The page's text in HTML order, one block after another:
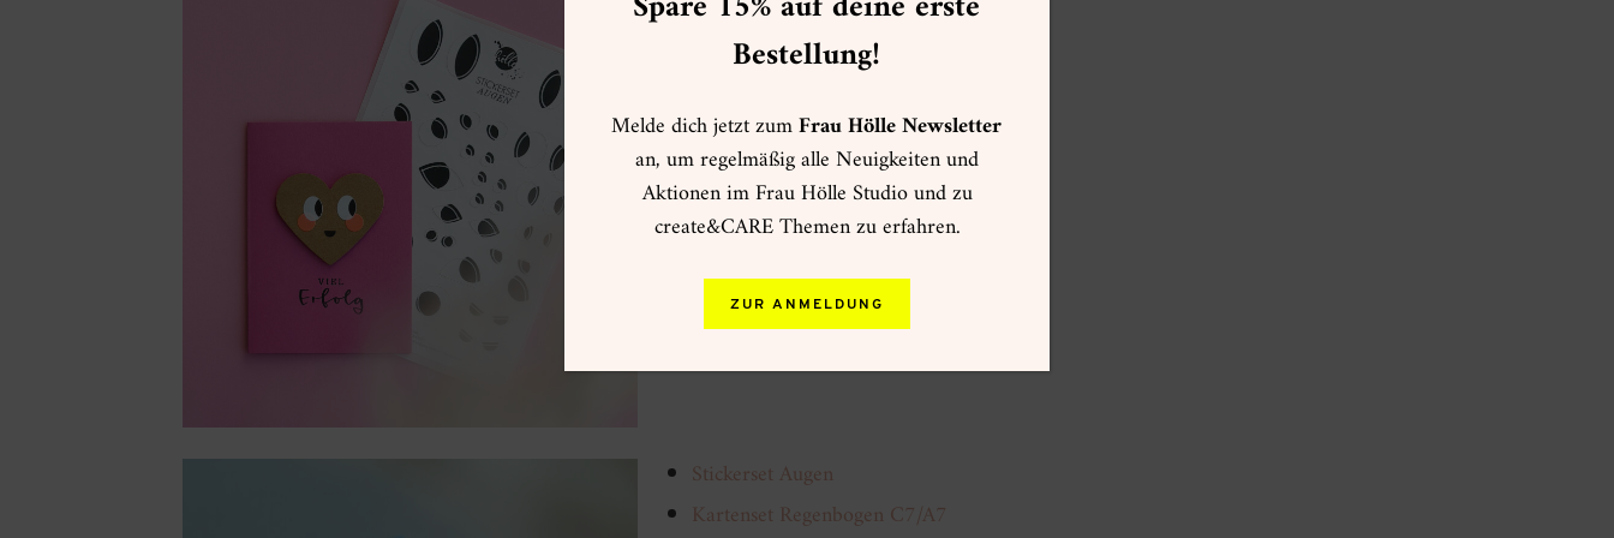
Kartenset Regenbogen C7/A7
EtikettenblockWeiß
Sticker Neon Punkte 8mm
Stickerblock BuchstabenSchwarz
Stempelset A6 Glückwünsche
VersaFine Clair StempelkissenNocturne
Stickerset Augen
Kartenset Regenbogen C7/A7
Bestellung!
Melde dich jetzt zumFrau Hölle Newsletter
an, um regelmäßig alle Neuigkeiten und
Aktionen im Frau Hölle Studio und zu
create&CARE Themen zu erfahren.
ZUR ANMELDUNG